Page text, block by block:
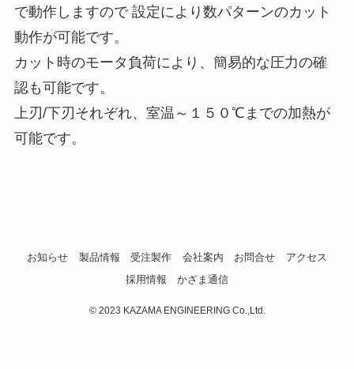
で動作しますので 設定により数パターンのカット
動作が可能です。
カット時のモータ負荷により、簡易的な圧力の確
認も可能です。
上刃/下刃それぞれ、室温～１５０℃までの加熱が
可能です。
お知らせ 製品情報 受注製作 会社案内 お問合せ
アクセス
採用情報
かざま通信
©2023 KAZAMA ENGINEERING Co.,Ltd.